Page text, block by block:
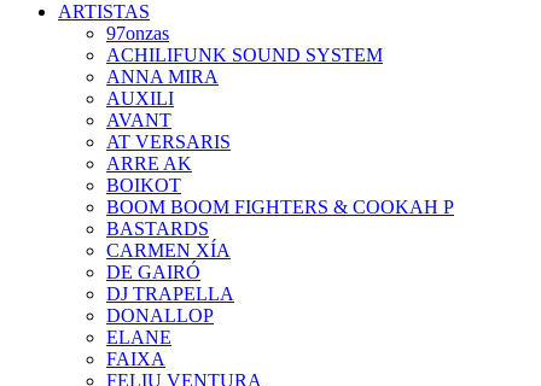
ARTISTAS
97onzas
ACHILIFUNK SOUND SYSTEM
ANNA MIRA
AUXILI
AVANT
AT VERSARIS
ARRE AK
BOIKOT
BOOM BOOM FIGHTERS & COOKAH P
BASTARDS
CARMEN XÍA
DE GAIRÓ
DJ TRAPELLA
DONALLOP
ELANE
FAIXA
FELIU VENTURA